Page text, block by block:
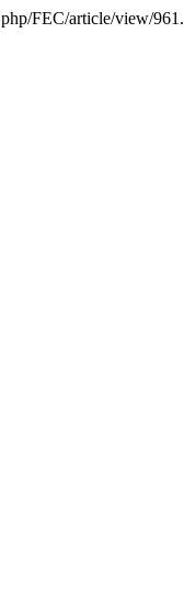
FEC/article/view/961.